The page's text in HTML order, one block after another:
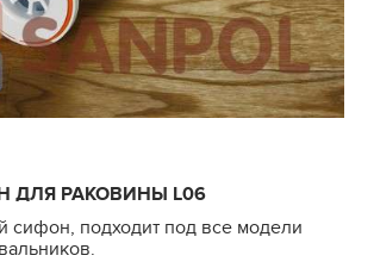
ДЛЯ РАКОВИНЫ L06
сифон, подходит под все модели